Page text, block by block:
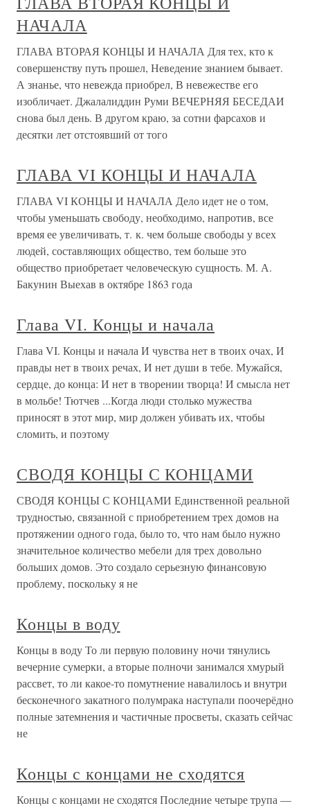
НАЧАЛА
ГЛАВА ВТОРАЯ КОНЦЫ И НАЧАЛА Для тех, кто к
совершенству путь прошел, Неведение знанием бывает.
А знанье, что невежда приобрел, В невежестве его
изобличает. Джалалиддин Руми ВЕЧЕРНЯЯ БЕСЕДАИ
снова был день. В другом краю, за сотни фарсахов и
десятки лет отстоявший от того
ГЛАВА VI КОНЦЫ И НАЧАЛА
ГЛАВА VI КОНЦЫ И НАЧАЛА Дело идет не о том,
чтобы уменьшать свободу, необходимо, напротив, все
время ее увеличивать, т. к. чем больше свободы у всех
людей, составляющих общество, тем больше это
общество приобретает человеческую сущность. М. А.
Бакунин Выехав в октябре 1863 года
Глава VI. Концы и начала
Глава VI. Концы и начала И чувства нет в твоих очах, И
правды нет в твоих речах, И нет души в тебе. Мужайся,
сердце, до конца: И нет в творении творца! И смысла нет
в мольбе! Тютчев ...Когда люди столько мужества
приносят в этот мир, мир должен убивать их, чтобы
сломить, и поэтому
СВОДЯ КОНЦЫ С КОНЦАМИ
СВОДЯ КОНЦЫ С КОНЦАМИ Единственной реальной
трудностью, связанной с приобретением трех домов на
протяжении одного года, было то, что нам было нужно
значительное количество мебели для трех довольно
больших домов. Это создало серьезную финансовую
проблему, поскольку я не
Концы в воду
Концы в воду То ли первую половину ночи тянулись
вечерние сумерки, а вторые полночи занимался хмурый
рассвет, то ли какое-то помутнение навалилось и внутри
бесконечного закатного полумрака наступали поочерёдно
полные затемнения и частичные просветы, сказать сейчас
не
Концы с концами не сходятся
Концы с концами не сходятся Последние четыре трупа —